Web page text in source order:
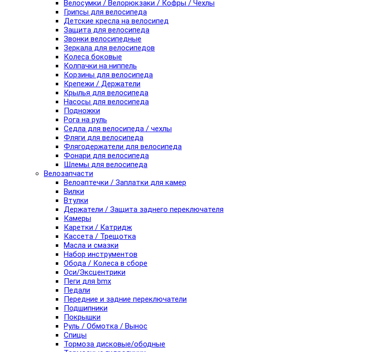
Велосумки / Велорюкзаки / Кофры / Чехлы
Грипсы для велосипеда
Детские кресла на велосипед
Защита для велосипеда
Звонки велосипедные
Зеркала для велосипедов
Колеса боковые
Колпачки на ниппель
Корзины для велосипеда
Крепежи / Держатели
Крылья для велосипеда
Насосы для велосипеда
Подножки
Рога на руль
Седла для велосипеда / чехлы
Фляги для велосипеда
Флягодержатели для велосипеда
Фонари для велосипеда
Шлемы для велосипеда
Велозапчасти
Велоаптечки / Заплатки для камер
Вилки
Втулки
Держатели / Защита заднего переключателя
Камеры
Каретки / Катридж
Кассета / Трещотка
Масла и смазки
Набор инструментов
Обода / Колеса в сборе
Оси/Эксцентрики
Пеги для bmx
Педали
Передние и задние переключатели
Подшипники
Покрышки
Руль / Обмотка / Вынос
Спицы
Тормоза дисковые/ободные